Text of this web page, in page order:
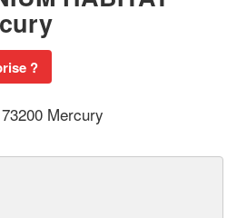
?
Mercury